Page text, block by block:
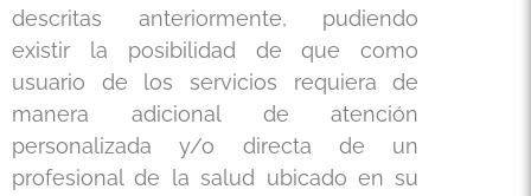
descritas anteriormente, pudiendo
existir la posibilidad de que como
usuario de los servicios requiera de
manera adicional de atención
personalizada y/o directa de un
profesional de la salud ubicado en su